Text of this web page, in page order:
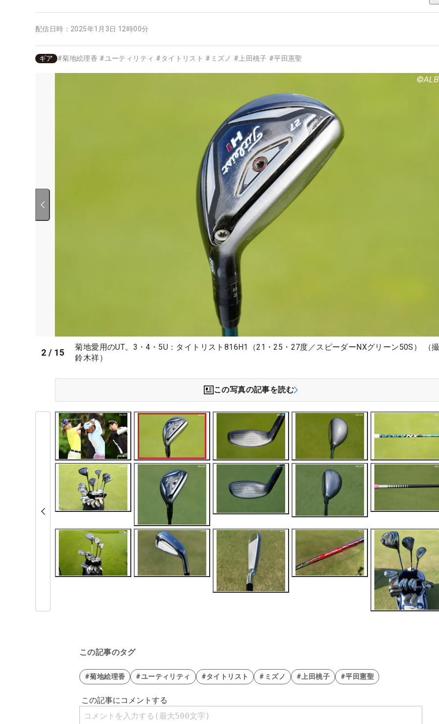
配信日時： 2025年1月3日 12時00分
ギア #菊地絵理香 #ユーティリティ # タイトリスト # ミズノ #上田桃子 #平田憲聖
2 / 15
菊地愛用のUT。3・4・5U：タイトリスト816H1（21・25・27度／スピーダーNXグリーン50S） （
鈴木祥）
この写真の記事を読む
この記事のタグ
#菊地絵理香 #ユーティリティ #タイトリスト #ミズノ #上田桃子 #平田憲聖